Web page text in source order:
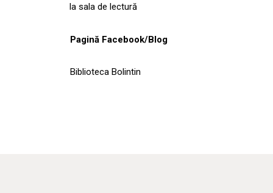
la sala de lectură
Pagină Facebook/Blog
Biblioteca Bolintin